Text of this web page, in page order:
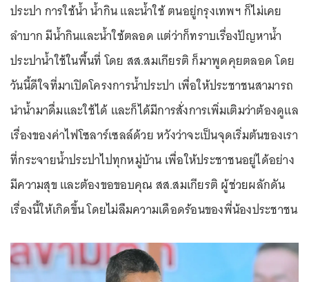
ประปา การใช้น้ำ น้ำกิน และน้ำใช้ ตนอยู่กรุงเทพฯ ก็ไม่เคย
ลำบาก มีน้ำกินและน้ำใช้ตลอด แต่ว่าก็ทราบเรื่องปัญหาน้ำ
ประปาน้ำใช้ในพื้นที่ โดย สส.สมเกียรติ ก็มาพูดคุยตลอด โดย
วันนี้ดีใจที่มาเปิดโครงการน้ำประปา เพื่อให้ประชาชนสามารถ
นำน้ำมาดื่มและใช้ได้ และก็ได้มีการสั่งการเพิ่มเติมว่าต้องดูแล
เรื่องของค่าไฟโซลาร์เซลล์ด้วย หวังว่าจะเป็นจุดเริ่มต้นของเรา
ที่กระจายน้ำประปาไปทุกหมู่บ้าน เพื่อให้ประชาชนอยู่ได้อย่าง
มีความสุข และต้องขอขอบคุณ สส.สมเกียรติ ผู้ช่วยผลักดัน
เรื่องนี้ให้เกิดขึ้น โดยไม่ลืมความเดือดร้อนของพี่น้องประชาชน